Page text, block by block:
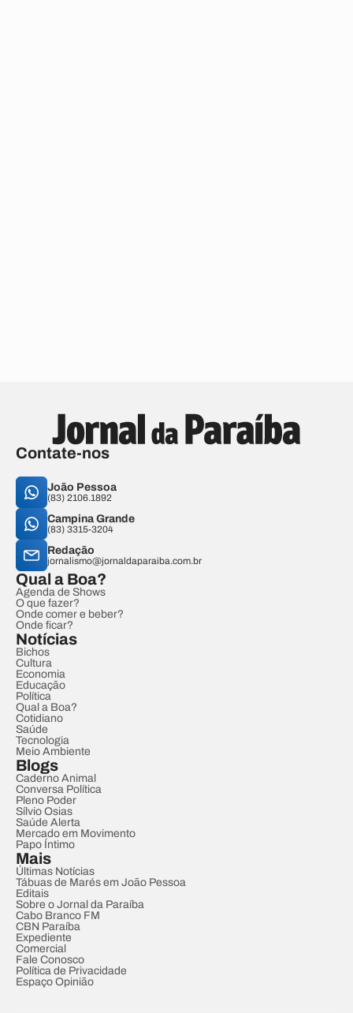
Contate-nos
João Pessoa
(83) 2106.1892
Campina Grande
(83) 3315-3204
Redação
jornalismo@jornaldaparaiba.com.br
Qual a Boa?
Agenda de Shows
O que fazer?
Onde comer e beber?
Onde ficar?
Notícias
Bichos
Cultura
Economia
Educação
Política
Qual a Boa?
Cotidiano
Saúde
Tecnologia
Meio Ambiente
Blogs
Caderno Animal
Conversa Política
Pleno Poder
Sílvio Osias
Saúde Alerta
Mercado em Movimento
Papo Íntimo
Mais
Últimas Notícias
Tábuas de Marés em João Pessoa
Editais
Sobre o Jornal da Paraíba
Cabo Branco FM
CBN Paraíba
Expediente
Comercial
Fale Conosco
Política de Privacidade
Espaço Opinião